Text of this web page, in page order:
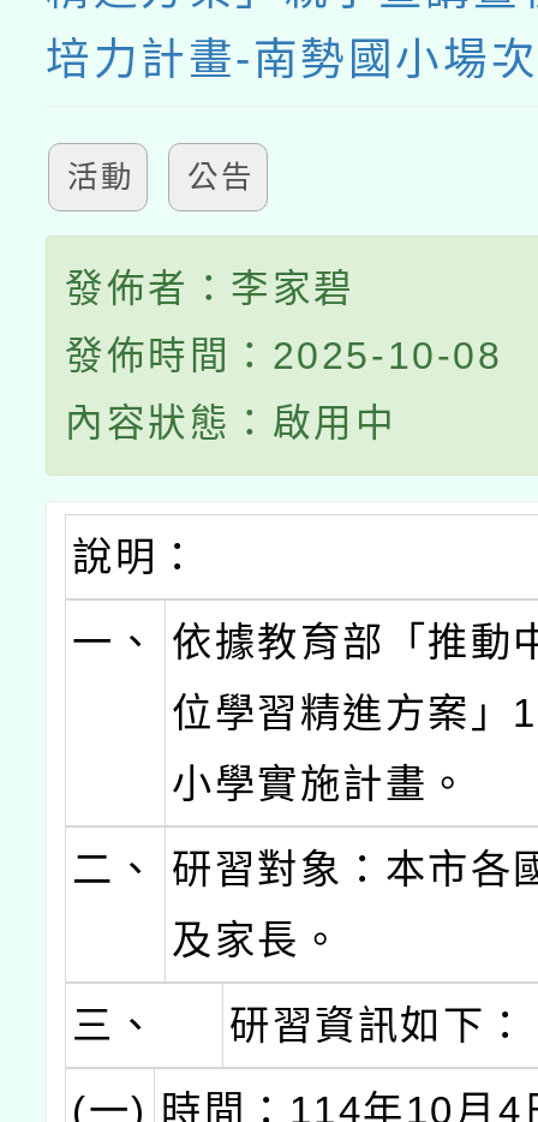
培力計畫-南勢國小場次
活動 公告
發佈者：李家碧
發佈時間：2025-10-08
內容狀態：啟用中
說明：
一、
依據教育部「推動
位學習精進方案」
小學實施計畫。
二、
研習對象：本市各
及家長。
三、
研習資訊如下：
(一) 時間：114年10月4